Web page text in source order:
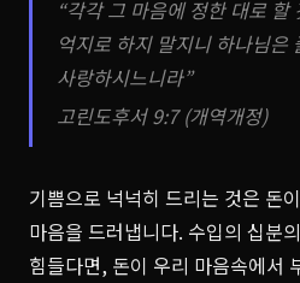
“각각 그 마음에 정한 대로 할
억지로 하지 말지니 하나님은
사랑하시느니라”
고린도후서 9:7 (개역개정)
기쁨으로 넉넉히 드리는 것은 돈
마음을 드러냅니다. 수입의 십분
힘들다면, 돈이 우리 마음속에서